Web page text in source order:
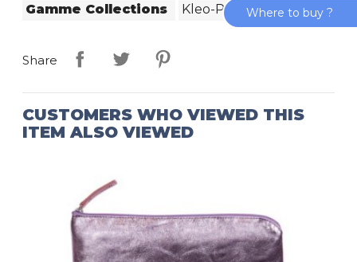
Gamme Collections
Kleo-Pathra
Share
CUSTOMERS WHO VIEWED THIS
ITEM ALSO VIEWED
Where to buy ?